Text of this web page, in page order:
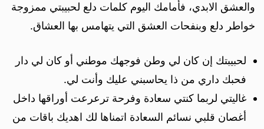
والعشق الابدي، فأمامك اليوم كلمات دلع لحبيبتي ممزوجة
خواطر دلع وبنفحات العشق التي يتهامس بها العشاق.
لحبيبتك إن كان لي وطن فوجهك موطني أو كان لي دار
فحبك داري من ذا يحاسبني عليك وأنت لي.
غاليتي لربما كنتي سعادة وفرحة ترعرعت أوراقها داخل
أغصان قلبي نسائم السعادة اتمناها لك اهديك باقات من